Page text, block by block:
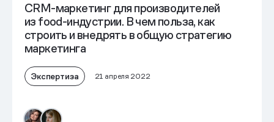
CRM-маркетинг для производителей
из food-индустрии. В чем польза, как
строить и внедрять в общую стратегию
маркетинга
Экспертиза 21 апреля 2022